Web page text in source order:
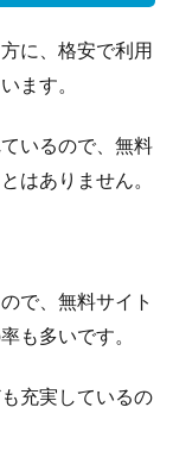
に、格安で利用
ます。
いるので、無料
はありません。
で、無料サイト
も多いです。
充実しているの